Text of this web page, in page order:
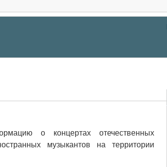
о концертах отечественных
музыкантов на территории